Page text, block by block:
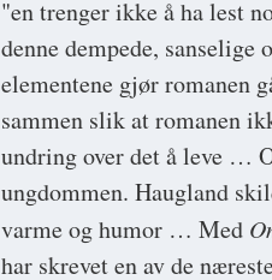
"en trenger ikke å ha lest
denne dempede,
elementene gjør romanen
sammen slik at romanen
undring over det å leve …
ungdommen. Haugland
varme og humor … Med
har skrevet en av de